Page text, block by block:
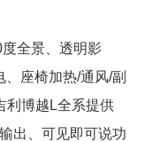
全景、透明影
座椅加热/通风/副
利博越L全系提供
出、可见即可说功